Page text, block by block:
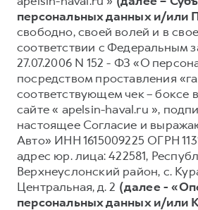
DARGO
от 3
F7
от 2 899 000 ₽
F7X
от 3
Тест-драйв
Трейд-ин
КРЕДИТ И
Кредитный калькулятор
Страхование
Кредит
КОРПОРАТИВНЫМ
СЕРВИСНОЕ
Нулевое ТО
Программа «Помощь на
Регламенты технического
Электронный ПТС
ПОДДЕРЖКА
GWM Безопасность
Гарантия HAVAL
О дилере
Наша команда
Контакты
персональных данных и/или
свободно, своей волей и в
соответствии с Федеральным
27.07.2006 N 152 - ФЗ «О
посредством проставления
соответствующем чек – боксе
сайте « apelsin-haval.ru »,
настоящее Согласие и
Авто» ИНН 1615009225 ОГРН
адрес юр. лица: 422581,
Верхнеуслонский район, с.
Центральная, д. 2 (далее -
персональных данных и/или